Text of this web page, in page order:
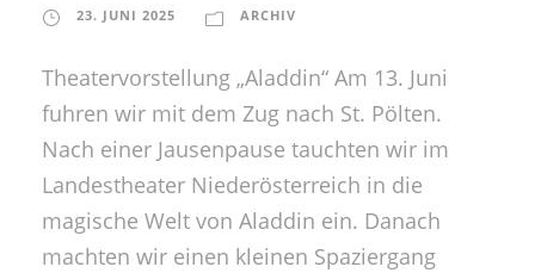
23. JUNI 2025 ARCHIV
Theatervorstellung „Aladdin“ Am 13. Juni
fuhren wir mit dem Zug nach St. Pölten.
Nach einer Jausenpause tauchten wir im
Landestheater Niederösterreich in die
magische Welt von Aladdin ein. Danach
machten wir einen kleinen Spaziergang